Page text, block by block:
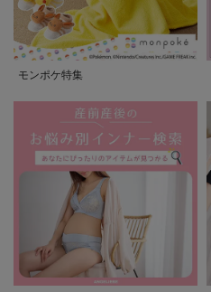
モンポケ特集